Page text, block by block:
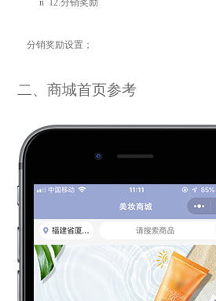
n 12.分销奖励
分销奖励设置；
二、商城首页参考